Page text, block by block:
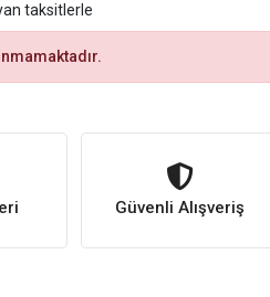
taksitlerle
Güvenli Alışveriş